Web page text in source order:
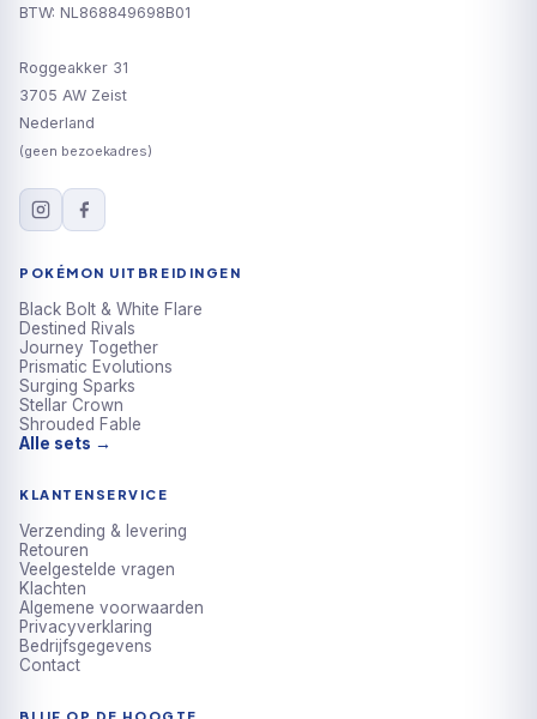
BTW: NL868849698B01
Roggeakker 31
3705 AW Zeist
Nederland
(geen bezoekadres)
POKÉMON UITBREIDINGEN
Black Bolt & White Flare
Destined Rivals
Journey Together
Prismatic Evolutions
Surging Sparks
Stellar Crown
Shrouded Fable
Alle sets →
KLANTENSERVICE
Verzending & levering
Retouren
Veelgestelde vragen
Klachten
Algemene voorwaarden
Privacyverklaring
Bedrijfsgegevens
Contact
BLIJF OP DE HOOGTE